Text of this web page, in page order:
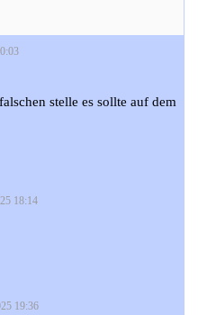
stelle es sollte auf dem
18:14
19:36